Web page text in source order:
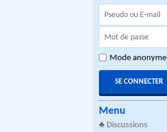
Mode anonyme
Menu
♣ Discussions